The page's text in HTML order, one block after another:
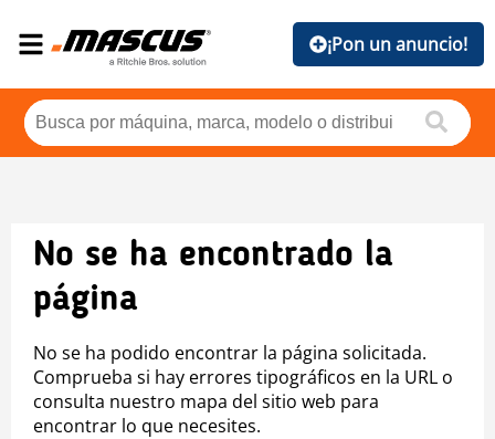
¡Pon un anuncio!
No se ha encontrado la
página
No se ha podido encontrar la página solicitada.
Comprueba si hay errores tipográficos en la URL o
consulta nuestro mapa del sitio web para
encontrar lo que necesites.